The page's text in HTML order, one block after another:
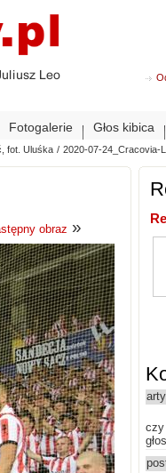
Fotogalerie Głos kibica
fot. Uluśka / 2020-07-24_Cracovia-
obraz »
czy